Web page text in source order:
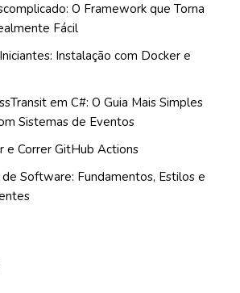
O Framework que Torna
Fácil
Instalação com Docker e
em C#: O Guia Mais Simples
Sistemas de Eventos
e Correr GitHub Actions
Software: Fundamentos, Estilos e